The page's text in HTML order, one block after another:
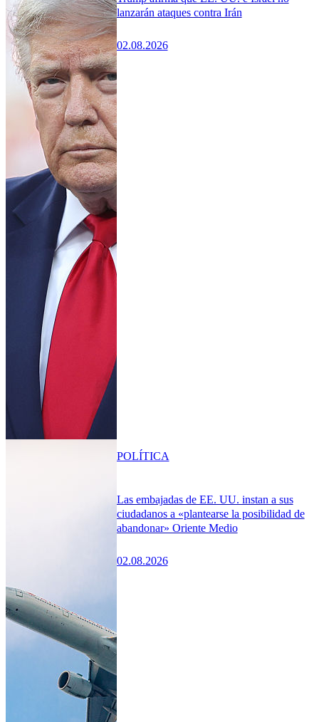
lanzarán ataques contra Irán
02.08.2026
Las embajadas de EE. UU. instan a sus
ciudadanos a «plantearse la posibilidad de
abandonar» Oriente Medio
02.08.2026
POLÍTICA